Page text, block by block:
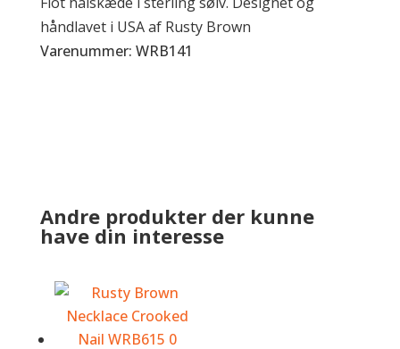
håndlavet i USA af Rusty Brown
Varenummer: WRB141
Andre produkter der kunne
have din interesse